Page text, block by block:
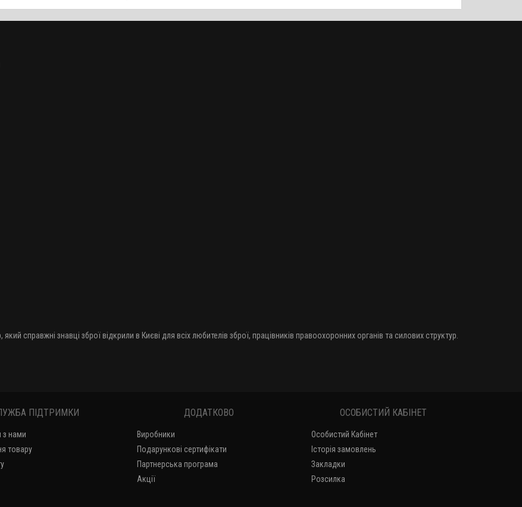
справжні знавці зброї відкрили в Києві для всіх любителів зброї, працівників правоохоронних органів та силових структур.
ПІДТРИМКИ
з нами
товару
ДОДАТКОВО
Виробники
Подарункові сертифікати
Партнерська програма
Акції
ОСОБИСТИЙ КАБІНЕТ
Особистий Кабінет
Історія замовлень
Закладки
Розсилка